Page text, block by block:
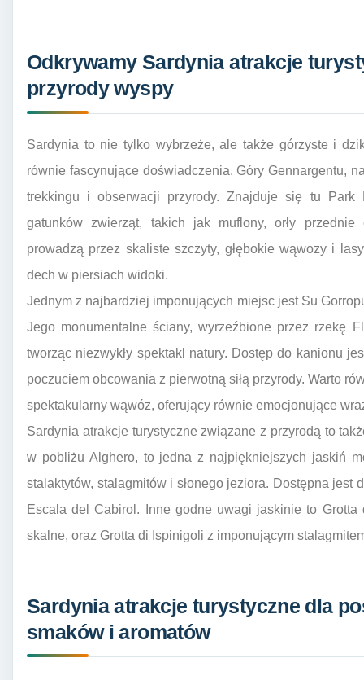
Odkrywamy Sardynia atrakcje
przyrody wyspy
Sardynia to nie tylko wybrzeże, ale także górzyste i
równie fascynujące doświadczenia. Góry Gennargentu,
trekkingu i obserwacji przyrody. Znajduje się tu Park
gatunków zwierząt, takich jak muflony, orły
prowadzą przez skaliste szczyty, głębokie wąwozy i
dech w piersiach widoki.
Jednym z najbardziej imponujących miejsc jest Su
Jego monumentalne ściany, wyrzeźbione przez rzekę
tworząc niezwykły spektakl natury. Dostęp do kanionu
poczuciem obcowania z pierwotną siłą przyrody. Warto
spektakularny wąwóz, oferujący równie emocjonujące
Sardynia atrakcje turystyczne związane z przyrodą to
w pobliżu Alghero, to jedna z najpiękniejszych jaskiń
stalaktytów, stalagmitów i słonego jeziora. Dostępna
Escala del Cabirol. Inne godne uwagi jaskinie to
skalne, oraz Grotta di Ispinigoli z imponującym
Sardynia atrakcje turystyczne dla
smaków i aromatów